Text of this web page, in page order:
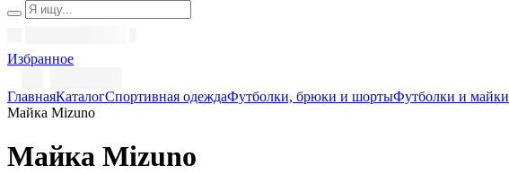
Избранное
ГлавнаяКаталогСпортивная одеждаФутболки, брюки и шортыФутболки и майки
Майка Mizuno
Майка Mizuno